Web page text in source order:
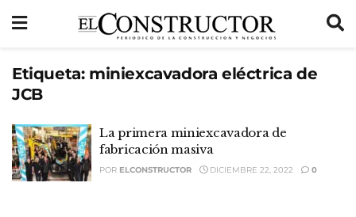
Etiqueta: miniexcavadora eléctrica de
JCB
La primera miniexcavadora de
fabricación masiva
POR ELCONSTRUCTOR DICIEMBRE 22, 2022 0